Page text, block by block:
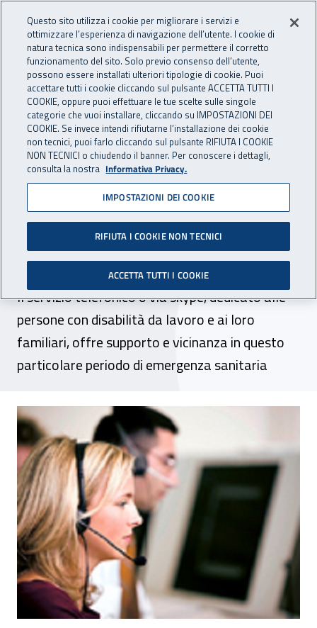
INAIL - Istituto Nazionale
Apri cerca
Navigazione principale
Navigazione - Ti trovi in:
Home Inail comunica News
25 marzo 2020
Liguria, emergenza Covid-
19: apre sportello di ascolto
e consulenza sociale
Il servizio telefonico o via skype, dedicato alle
persone con disabilità da lavoro e ai loro
familiari, offre supporto e vicinanza in questo
particolare periodo di emergenza sanitaria
Liguria, emergenza Covid-19: apre
Questo sito utilizza i cookie per migliorare i servizi e
ottimizzare l’esperienza di navigazione dell’utente. I cookie di
natura tecnica sono indispensabili per permettere il corretto
funzionamento del sito. Solo previo consenso dell’utente,
possono essere installati ulteriori tipologie di cookie. Puoi
accettare tutti i cookie cliccando sul pulsante ACCETTA TUTTI I
COOKIE, oppure puoi effettuare le tue scelte sulle singole
categorie che vuoi installare, cliccando su IMPOSTAZIONI DEI
COOKIE. Se invece intendi rifiutarne l’installazione dei cookie
non tecnici, puoi farlo cliccando sul pulsante RIFIUTA I COOKIE
NON TECNICI o chiudendo il banner. Per conoscere i dettagli,
consulta la nostra Informativa Privacy.
IMPOSTAZIONI DEI COOKIE
RIFIUTA I COOKIE NON TECNICI
ACCETTA TUTTI I COOKIE